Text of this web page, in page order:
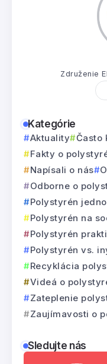
Združenie
Kategórie
Aktuality Často
Fakty o
Napísali o nás
Odborne o
Polystyrén
Polystyrén na
Polystyrén
Polystyrén vs.
Recyklácia
Videá o
Zateplenie
Zaujímavosti o
Sledujte nás